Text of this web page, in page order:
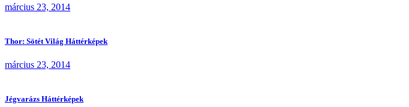
március 23, 2014
Thor: Sötét Világ Háttérképek
március 23, 2014
Jégvarázs Háttérképek